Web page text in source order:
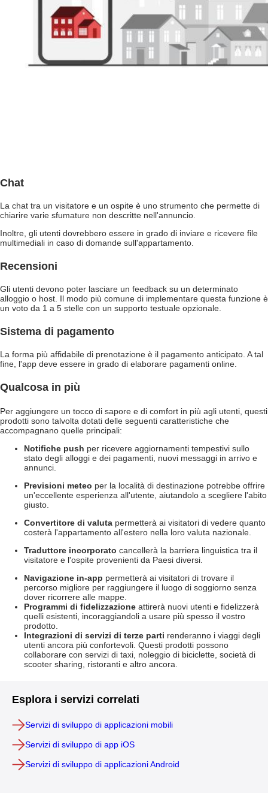
Chat
La chat tra un visitatore e un ospite è uno strumento che permette di
chiarire varie sfumature non descritte nell'annuncio.
Inoltre, gli utenti dovrebbero essere in grado di inviare e ricevere file
multimediali in caso di domande sull'appartamento.
Recensioni
Gli utenti devono poter lasciare un feedback su un determinato
alloggio o host. Il modo più comune di implementare questa funzione è
un voto da 1 a 5 stelle con un supporto testuale opzionale.
Sistema di pagamento
La forma più affidabile di prenotazione è il pagamento anticipato. A tal
fine, l'app deve essere in grado di elaborare pagamenti online.
Qualcosa in più
Per aggiungere un tocco di sapore e di comfort in più agli utenti, questi
prodotti sono talvolta dotati delle seguenti caratteristiche che
accompagnano quelle principali:
Notifiche push per ricevere aggiornamenti tempestivi sullo
stato degli alloggi e dei pagamenti, nuovi messaggi in arrivo e
annunci.
Previsioni meteo per la località di destinazione potrebbe offrire
un'eccellente esperienza all'utente, aiutandolo a scegliere l'abito
giusto.
Convertitore di valuta permetterà ai visitatori di vedere quanto
costerà l'appartamento all'estero nella loro valuta nazionale.
Traduttore incorporato cancellerà la barriera linguistica tra il
visitatore e l'ospite provenienti da Paesi diversi.
Navigazione in-app permetterà ai visitatori di trovare il
percorso migliore per raggiungere il luogo di soggiorno senza
dover ricorrere alle mappe.
Programmi di fidelizzazione attirerà nuovi utenti e fidelizzerà
quelli esistenti, incoraggiandoli a usare più spesso il vostro
prodotto.
Integrazioni di servizi di terze parti renderanno i viaggi degli
utenti ancora più confortevoli. Questi prodotti possono
collaborare con servizi di taxi, noleggio di biciclette, società di
scooter sharing, ristoranti e altro ancora.
Esplora i servizi correlati
Servizi di sviluppo di applicazioni mobili
Servizi di sviluppo di app iOS
Servizi di sviluppo di applicazioni Android